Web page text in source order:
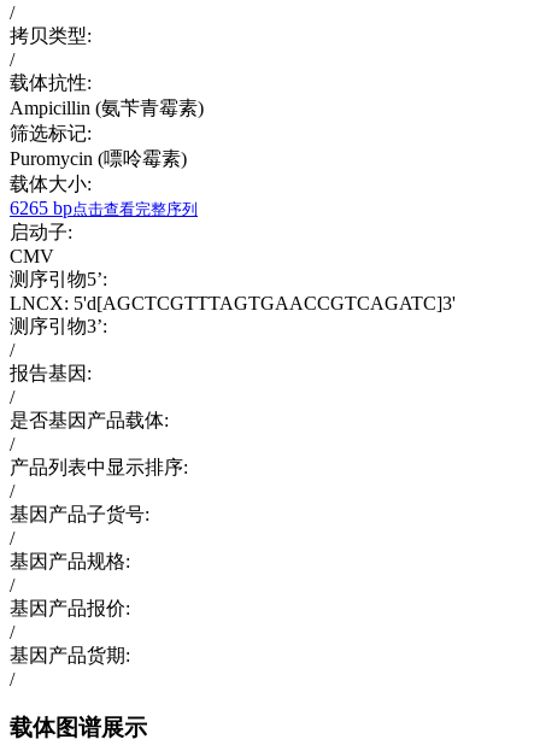
/
拷贝类型:
/
载体抗性:
Ampicillin (氨苄青霉素)
筛选标记:
Puromycin (嘌呤霉素)
载体大小:
6265 bp点击查看完整序列
启动子:
CMV
测序引物5’:
LNCX: 5'd[AGCTCGTTTAGTGAACCGTCAGATC]3'
测序引物3’:
/
报告基因:
/
是否基因产品载体:
/
产品列表中显示排序:
/
基因产品子货号:
/
基因产品规格:
/
基因产品报价:
/
基因产品货期:
/
载体图谱展示